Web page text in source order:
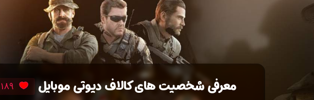
معرفی شخصیت های کالاف دیوتی موبایل 189